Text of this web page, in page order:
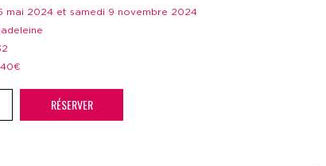
mai 2024 et samedi 9 novembre 2024
40€
RÉSERVER